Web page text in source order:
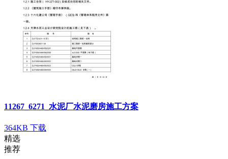
11267_6271_水泥厂水泥磨房施工方案
364KB 下载
精选
推荐